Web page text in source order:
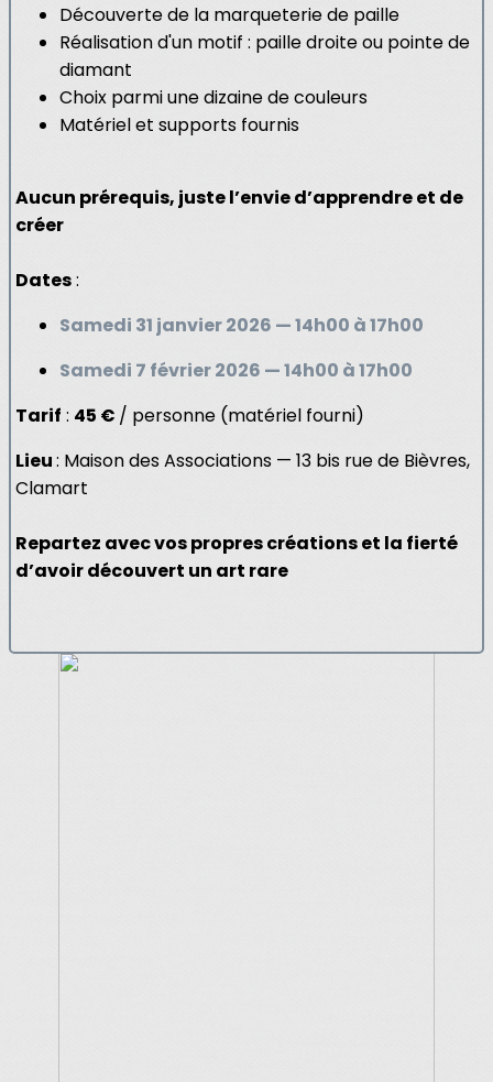
Découverte de la marqueterie de paille
Réalisation d'un motif : paille droite ou pointe de
diamant
Choix parmi une dizaine de couleurs
Matériel et supports fournis
Aucun prérequis, juste l’envie d’apprendre et de
créer
Dates:
Samedi 31 janvier 2026 — 14h00 à 17h00
Samedi 7 février 2026 — 14h00 à 17h00
Tarif : 45 € / personne (matériel fourni)
Lieu: Maison des Associations — 13 bis rue de Bièvres,
Clamart
Repartez avec vos propres créations et la fierté
d’avoir découvert un art rare